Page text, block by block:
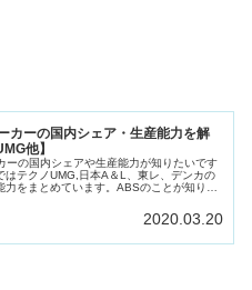
カーの国内シェア・生産能力を解
他】
ーの国内シェアや生産能力が知りたいです
はテクノUMG,日本A＆L、東レ、デンカの
力をまとめています。ABSのことが知りた
2020.03.20